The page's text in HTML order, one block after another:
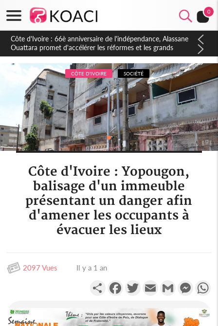
0
Côte d'Ivoire : À Abidjan, Amadou Oury Bah admire le modèle
ivoirien et veut s'en inspirer pour accélérer le développement
de la Guinée
CÔTE D'IVOIRE SOCIÉTÉ
Côte d'Ivoire : Yopougon,
balisage d'un immeuble
présentant un danger afin
d'amener les occupants à
évacuer les lieux
2097 Vues Il y a 1 an
PartagerFacebookTwitterEmail Gmail